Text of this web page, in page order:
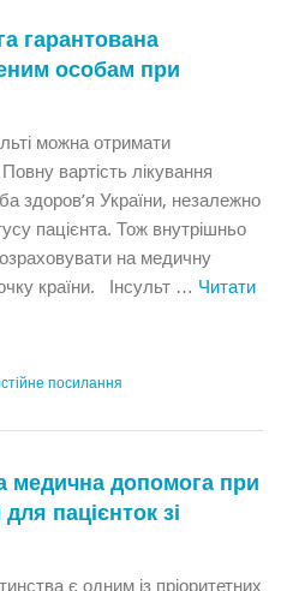
гарантована
особам при
можна отримати
вартість лікування
здоров’я України, незалежно
пацієнта. Тож внутрішньо
на медичну
країни. Інсульт … Читати
посилання
медична допомога при
пацієнток зі
є одним із пріоритетних